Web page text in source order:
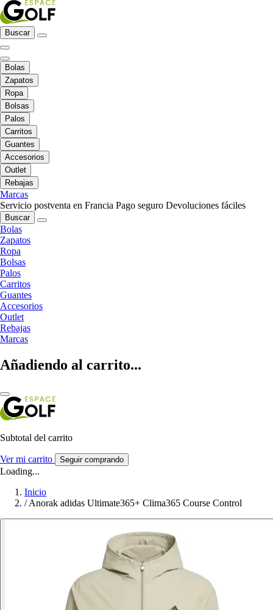
Buscar
Bolas
Zapatos
Ropa
Bolsas
Palos
Carritos
Guantes
Accesorios
Outlet
Rebajas
Marcas
Servicio postventa en Francia Pago seguro Devoluciones fáciles
Buscar
Bolas
Zapatos
Ropa
Bolsas
Palos
Carritos
Guantes
Accesorios
Outlet
Rebajas
Marcas
Añadiendo al carrito...
Subtotal del carrito
Ver mi carrito Seguir comprando
Loading...
Inicio
/ Anorak adidas Ultimate365+ Clima365 Course Control